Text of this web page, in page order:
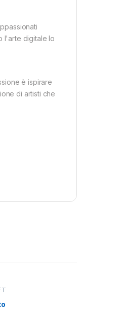
l'arte digitale lo
è ispirare
di artisti che